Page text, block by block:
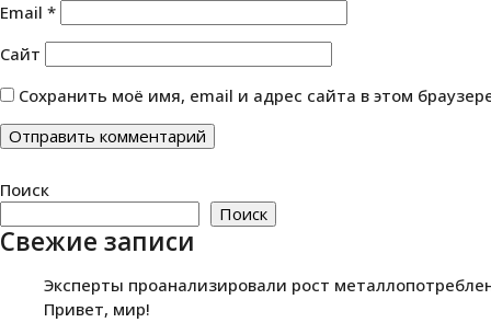
Email *
Сайт
Сохранить моё имя, email и адрес сайта в этом
Поиск
Поиск
Свежие записи
Эксперты проанализировали рост
Привет, мир!